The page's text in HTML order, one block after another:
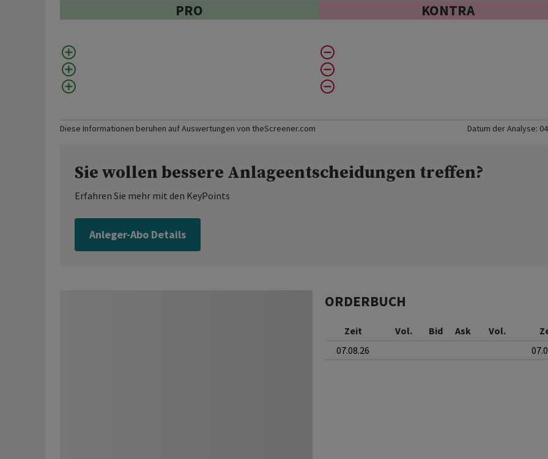
PRO
KONTRA
Diese Informationen beruhen auf Auswertungen von theScreener.com Datum der Analyse:
Sie wollen bessere Anlageentscheidungen treffen?
Erfahren Sie mehr mit den KeyPoints
Anleger-Abo Details
ORDERBUCH
Zeit Vol. Bid Ask Vol.
07.08.26